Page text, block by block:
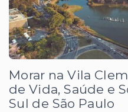
Morar na Vila
de Vida, Saúde e
Sul de São Paulo